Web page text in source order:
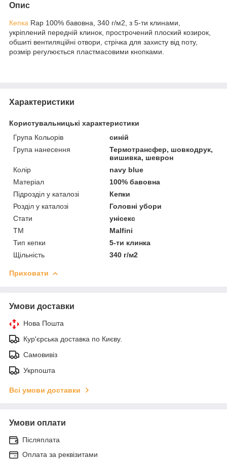
Опис
Кепка Rap 100% бавовна, 340 г/м2, з 5-ти клинами,
укріплений передній клинок, прострочений плоский козирок,
обшиті вентиляційні отвори, стрічка для захисту від поту,
розмір регулюється пластмасовими кнопками.
Характеристики
Користувальницькі характеристики
Група Кольорів
синій
Група нанесення
Термотрансфер, шовкодрук,
вишивка, шеврон
Колір
navy blue
Матеріал
100% бавовна
Підрозділ у каталозі
Кепки
Розділ у каталозі
Головні убори
Стати
унісекс
ТМ
Malfini
Тип кепки
5-ти клинка
Щільність
340 г/м2
Приховати
Умови доставки
Нова Пошта
Кур'єрська доставка по Києву.
Самовивіз
Укрпошта
Всі умови доставки
Умови оплати
Післяплата
Оплата за реквізитами